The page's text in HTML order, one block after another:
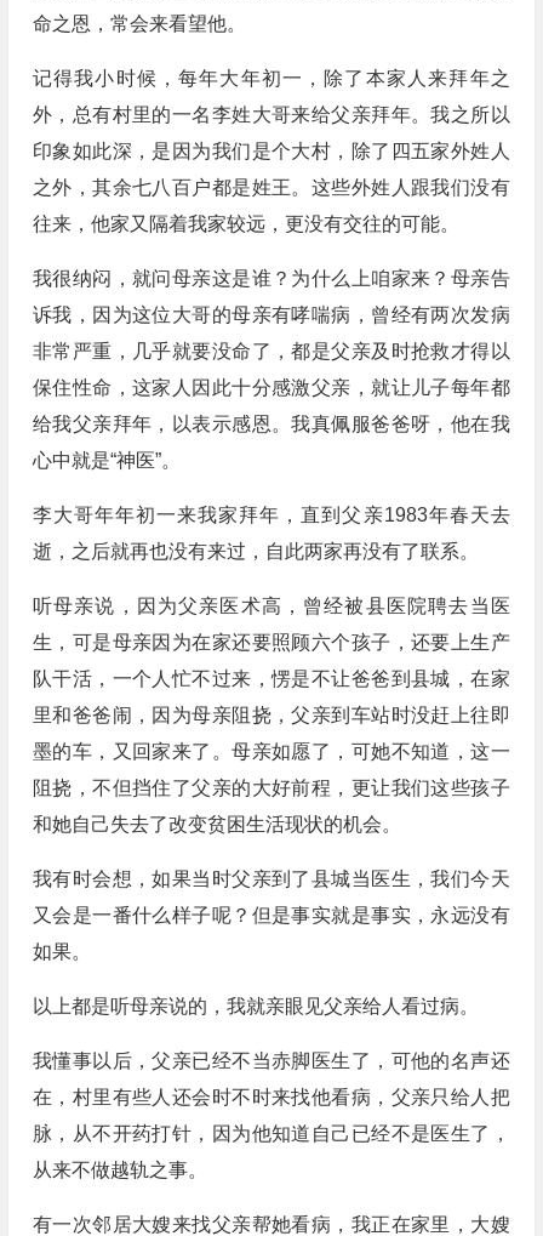
命之恩，常会来看望他。
记得我小时候，每年大年初一，除了本家人来拜年之
外，总有村里的一名李姓大哥来给父亲拜年。我之所以
印象如此深，是因为我们是个大村，除了四五家外姓人
之外，其余七八百户都是姓王。这些外姓人跟我们没有
往来，他家又隔着我家较远，更没有交往的可能。
我很纳闷，就问母亲这是谁？为什么上咱家来？母亲告
诉我，因为这位大哥的母亲有哮喘病，曾经有两次发病
非常严重，几乎就要没命了，都是父亲及时抢救才得以
保住性命，这家人因此十分感激父亲，就让儿子每年都
给我父亲拜年，以表示感恩。我真佩服爸爸呀，他在我
心中就是“神医”。
李大哥年年初一来我家拜年，直到父亲1983年春天去
逝，之后就再也没有来过，自此两家再没有了联系。
听母亲说，因为父亲医术高，曾经被县医院聘去当医
生，可是母亲因为在家还要照顾六个孩子，还要上生产
队干活，一个人忙不过来，愣是不让爸爸到县城，在家
里和爸爸闹，因为母亲阻挠，父亲到车站时没赶上往即
墨的车，又回家来了。母亲如愿了，可她不知道，这一
阻挠，不但挡住了父亲的大好前程，更让我们这些孩子
和她自己失去了改变贫困生活现状的机会。
我有时会想，如果当时父亲到了县城当医生，我们今天
又会是一番什么样子呢？但是事实就是事实，永远没有
如果。
以上都是听母亲说的，我就亲眼见父亲给人看过病。
我懂事以后，父亲已经不当赤脚医生了，可他的名声还
在，村里有些人还会时不时来找他看病，父亲只给人把
脉，从不开药打针，因为他知道自己已经不是医生了，
从来不做越轨之事。
有一次邻居大嫂来找父亲帮她看病，我正在家里，大嫂